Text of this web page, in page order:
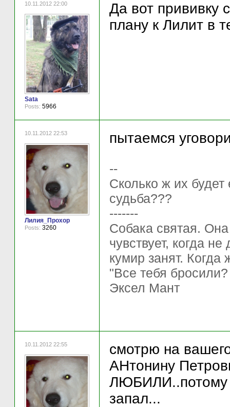
10.11.2012 22:00
Sata
Posts: 5966
Да вот прививку
плану к Лилит в
10.11.2012 22:53
Лилия_Прохор
Posts: 3260
пытаемся
--
Сколько ж их
судьба???
-------
Собака святая.
чувствует, когда
кумир занят. Когда
"Все тебя
Эксел Мант
10.11.2012 22:55
смотрю на
АНтонину
ЛЮБИЛИ..потому
запал...